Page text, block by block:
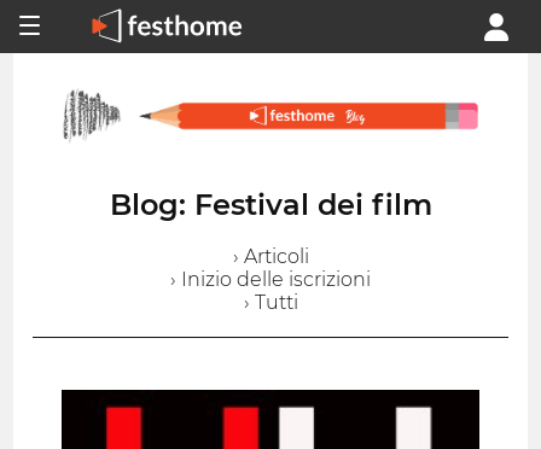
Blog: Festival dei film
› Articoli
› Inizio delle iscrizioni
› Tutti